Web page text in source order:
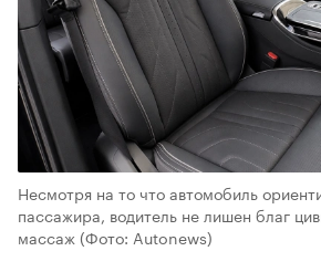
Несмотря на то что автомобиль
пассажира, водитель не лишен благ
массаж (Фото: Autonews)